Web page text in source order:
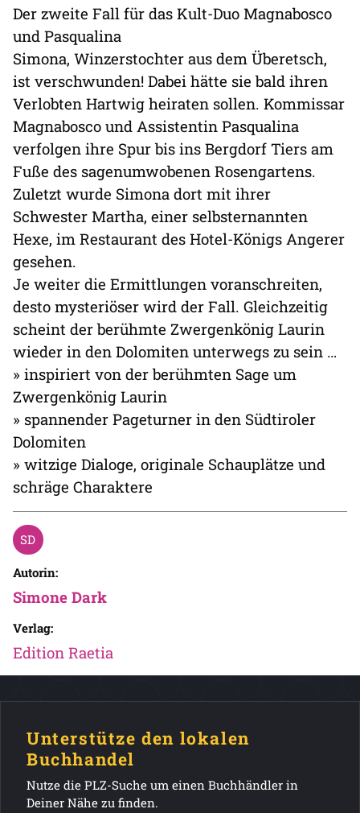
Der zweite Fall für das Kult-Duo Magnabosco
und Pasqualina
Simona, Winzerstochter aus dem Überetsch,
ist verschwunden! Dabei hätte sie bald ihren
Verlobten Hartwig heiraten sollen. Kommissar
Magnabosco und Assistentin Pasqualina
verfolgen ihre Spur bis ins Bergdorf Tiers am
Fuße des sagenumwobenen Rosengartens.
Zuletzt wurde Simona dort mit ihrer
Schwester Martha, einer selbsternannten
Hexe, im Restaurant des Hotel-Königs Angerer
gesehen.
Je weiter die Ermittlungen voranschreiten,
desto mysteriöser wird der Fall. Gleichzeitig
scheint der berühmte Zwergenkönig Laurin
wieder in den Dolomiten unterwegs zu sein …
» inspiriert von der berühmten Sage um
Zwergenkönig Laurin
» spannender Pageturner in den Südtiroler
Dolomiten
» witzige Dialoge, originale Schauplätze und
schräge Charaktere
Autorin:
Simone Dark
Verlag:
Edition Raetia
Unterstütze den lokalen
Buchhandel
Nutze die PLZ-Suche um einen Buchhändler in
Deiner Nähe zu finden.